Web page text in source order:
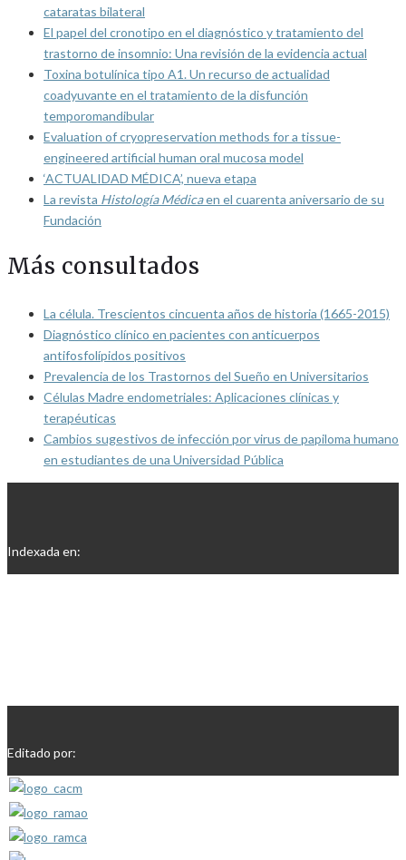
cataratas bilateral
El papel del cronotipo en el diagnóstico y tratamiento del
trastorno de insomnio: Una revisión de la evidencia actual
Toxina botulínica tipo A1. Un recurso de actualidad
coadyuvante en el tratamiento de la disfunción
temporomandibular
Evaluation of cryopreservation methods for a tissue-
engineered artificial human oral mucosa model
‘ACTUALIDAD MÉDICA’, nueva etapa
La revista Histología Médicaen el cuarenta aniversario de su
Fundación
Más consultados
La célula. Trescientos cincuenta años de historia (1665-2015)
Diagnóstico clínico en pacientes con anticuerpos
antifosfolípidos positivos
Prevalencia de los Trastornos del Sueño en Universitarios
Células Madre endometriales: Aplicaciones clínicas y
terapéuticas
Cambios sugestivos de infección por virus de papiloma humano
en estudiantes de una Universidad Pública
Indexada en:
Editado por: